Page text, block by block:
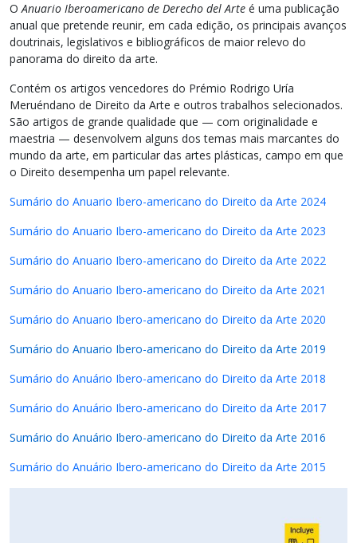
OAnuario Iberoamericano de Derecho del Arte é uma publicação
anual que pretende reunir, em cada edição, os principais avanços
doutrinais, legislativos e bibliográficos de maior relevo do
panorama do direito da arte.
Contém os artigos vencedores do Prémio Rodrigo Uría
Meruéndano de Direito da Arte e outros trabalhos selecionados.
São artigos de grande qualidade que — com originalidade e
maestria — desenvolvem alguns dos temas mais marcantes do
mundo da arte, em particular das artes plásticas, campo em que
o Direito desempenha um papel relevante.
Sumário do Anuario Ibero-americano do Direito da Arte 2024
Sumário do Anuario Ibero-americano do Direito da Arte 2023
Sumário do Anuario Ibero-americano do Direito da Arte 2022
Sumário do Anuario Ibero-americano do Direito da Arte 2021
Sumário do Anuario Ibero-americano do Direito da Arte 2020
Sumário do Anuario Ibero-americano do Direito da Arte 2019
Sumário do Anuário Ibero-americano do Direito da Arte 2018​
Sumário do Anuário Ibero-americano do Direito da Arte 2017
Sumário do Anuário Ibero-americano do Direito da Arte 2016
Sumário do Anuário Ibero-americano do Direito da Arte 2015